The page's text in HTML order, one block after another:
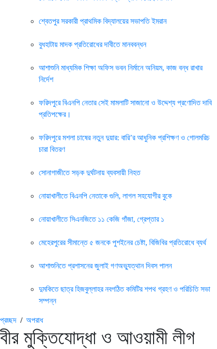
শ্বেতপুর সরকারী প্রাথমিক বিদ্যালয়ের সভাপতি ইমরান
বুধহাটায় মাদক প্রতিরোধের দাবীতে মানববন্ধন
আশাশুনি মাধ্যমিক শিক্ষা অফিস ভবন নির্মানে অনিয়ম, কাজ বন্ধ রাখার
নির্দেশ
ফরিদপুরে বিএনপি নেতার সেই মামলাটি সাজানো ও উদ্দেশ্য প্রণোদিত দাবি
প্রতিপক্ষের।
ফরিদপুরে মশলা চাষের নতুন দুয়ার: বারি’র আধুনিক প্রশিক্ষণ ও গোলমরিচ
চারা বিতরণ
সোনাগাজীতে সড়ক দুর্ঘটনায় ব্যবসায়ী নিহত
নোয়াখালীতে বিএনপি নেতাকে গুলি, লাগল সহযোগীর বুকে
নোয়াখালীতে সিএনজিতে ১১ কেজি গাঁজা, গ্রেপ্তার ১
মেহেরপুরের সীমান্তে ৫ জনকে পুশইনের চেষ্টা, বিজিবির প্রতিরোধে ব্যর্থ
আশাশুনিতে প্রশাসনের জুলাই গণঅভ্যুত্থান দিবস পালন
দুমকিতে ছাত্র হিজবুল্লাহর নবগঠিত কমিটির শপথ গ্রহণ ও পরিচিতি সভা
সম্পন্ন
প্রচ্ছদ / অপরাধ
বীর মুক্তিযোদ্ধা ও আওয়ামী লীগ